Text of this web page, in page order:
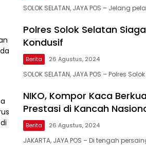
SOLOK SELATAN, JAYA POS – Jelang
Polres Solok Selatan
Kondusif
Berita 26 Agustus, 2024
SOLOK SELATAN, JAYA POS – Polres
NIKO, Kompor Kaca
Prestasi di Kancah
Berita 26 Agustus, 2024
JAKARTA, JAYA POS – Di tengah